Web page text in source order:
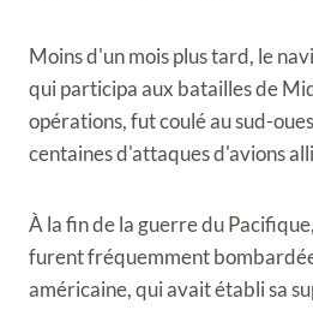
Moins d'un mois plus tard, le
qui participa aux batailles de
opérations, fut coulé au sud-
centaines d'attaques d'avions
À la fin de la guerre du
furent fréquemment
américaine, qui avait établi sa